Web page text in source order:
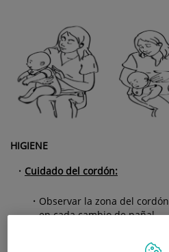
HIGIENE
Cuidado del cordón:
Observar la zona del cordón
en cada cambio de pañal.
Debeestar limpio y seco.